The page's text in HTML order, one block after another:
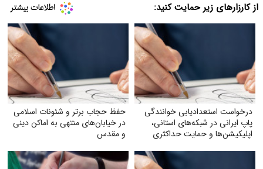
از کارزارهای زیر حمایت کنید:
درخواست استعدادیابی خوانندگی
پاپ ایرانی در شبکه‌های استانی،
اپلیکیشن‌ها و حمایت حداکثری
حفظ حجاب برتر و شئونات اسلامی
در خیابان‌های منتهی به اماکن دینی
و مقدس